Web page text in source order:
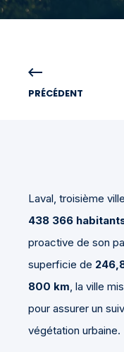
PRÉCÉDENT
Laval, troisième
438 366
proactive de son
superficie de
800 km , la ville
pour assurer un
végétation urbaine.